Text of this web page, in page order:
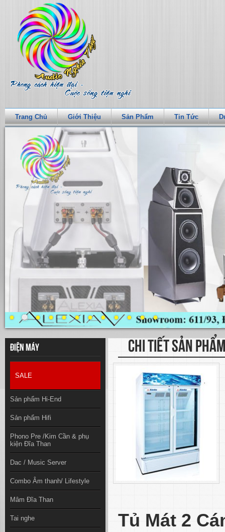
Trang Chủ Giới Thiệu Sản Phẩm Tin Tức
Điện máy
SALE
Sản phẩm Hi-End
Sản phẩm Hifi
Phono Pre /Kim Cần & phụ
kiện Đĩa Than
Dac / Music Server
Combo Âm thanh/ Lifestyle
Mâm Đĩa Than
Tai nghe
CHI TIẾT SẢN PHẨM
Tủ Mát 2